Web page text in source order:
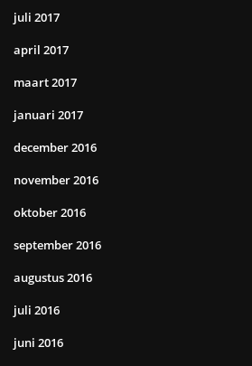
juli 2017
april 2017
maart 2017
januari 2017
december 2016
november 2016
oktober 2016
september 2016
augustus 2016
juli 2016
juni 2016